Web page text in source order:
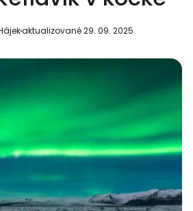
aktualizované 29. 09. 2025
na Facebooku
s e-mailom